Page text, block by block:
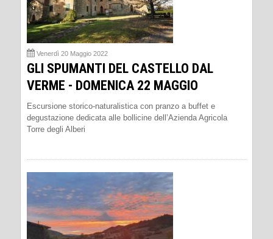
Venerdì 20 Maggio 2022
GLI SPUMANTI DEL CASTELLO DAL
VERME - DOMENICA 22 MAGGIO
Escursione storico-naturalistica con pranzo a buffet e
degustazione dedicata alle bollicine dell’Azienda Agricola
Torre degli Alberi